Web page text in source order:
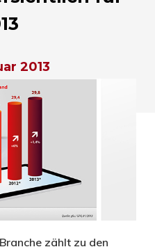
2013
zählt zu den